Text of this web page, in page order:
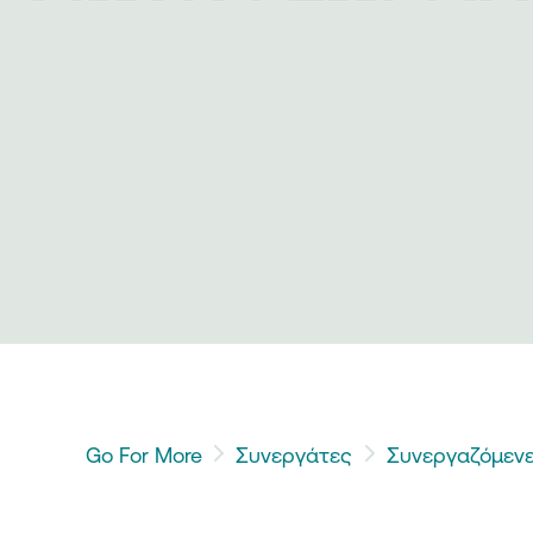
Go For More Συνεργάτες